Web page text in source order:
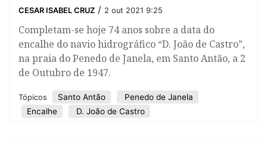
CESAR ISABEL CRUZ / 2 out 2021 9:25
Completam-se hoje 74 anos sobre a data do
encalhe do navio hidrográfico “D. João de Castro”,
na praia do Penedo de Janela, em Santo Antão, a 2
de Outubro de 1947.
Tópicos Santo Antão
Penedo de Janela
Encalhe
D. João de Castro